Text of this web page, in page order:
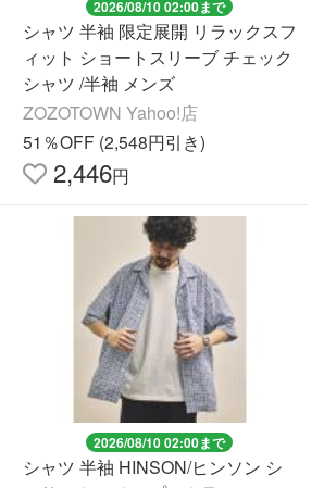
2026/08/10 02:00まで
シャツ 半袖 限定展開 リラックスフ
ィット ショートスリーブ チェック
シャツ /半袖 メンズ
ZOZOTOWN Yahoo!店
51％OFF (2,548円引き)
2,446円
2026/08/10 02:00まで
シャツ 半袖 HINSON/ヒンソン シ